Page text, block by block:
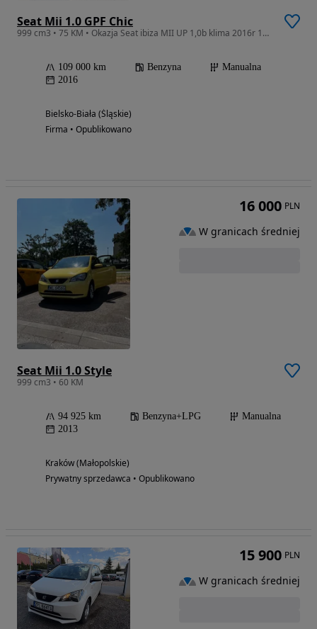
Seat Mii 1.0 GPF Chic
999 cm3 • 75 KM • Okazja Seat ibiza MII UP 1,0b klima 2016r 109000km
109 000 km Benzyna
Manualna
2016
Bielsko-Biała (Śląskie)
Firma • Opublikowano
Seat Mii 1.0 Style
999 cm3 • 60 KM
94 925 km Benzyna+LPG
Manualna
2013
Kraków (Małopolskie)
Prywatny sprzedawca • Opublikowano
16 000 PLN
W granicach średniej
15 900 PLN
W granicach średniej